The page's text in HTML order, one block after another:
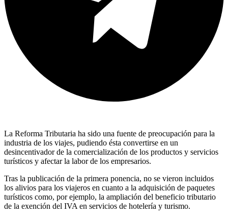
La Reforma Tributaria ha sido una fuente de preocupación para la
industria de los viajes, pudiendo ésta convertirse en un
desincentivador de la comercialización de los productos y servicios
turísticos y afectar la labor de los empresarios.
Tras la publicación de la primera ponencia, no se vieron incluidos
los alivios para los viajeros en cuanto a la adquisición de paquetes
turísticos como, por ejemplo, la ampliación del beneficio tributario
de la exención del IVA en servicios de hotelería y turismo.